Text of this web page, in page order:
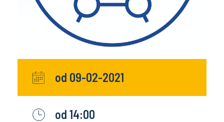
od 09-02-2021
od 14:00